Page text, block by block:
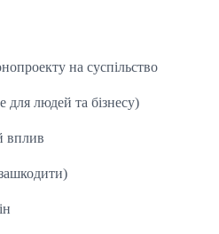
на суспільство
людей та бізнесу)
вплив